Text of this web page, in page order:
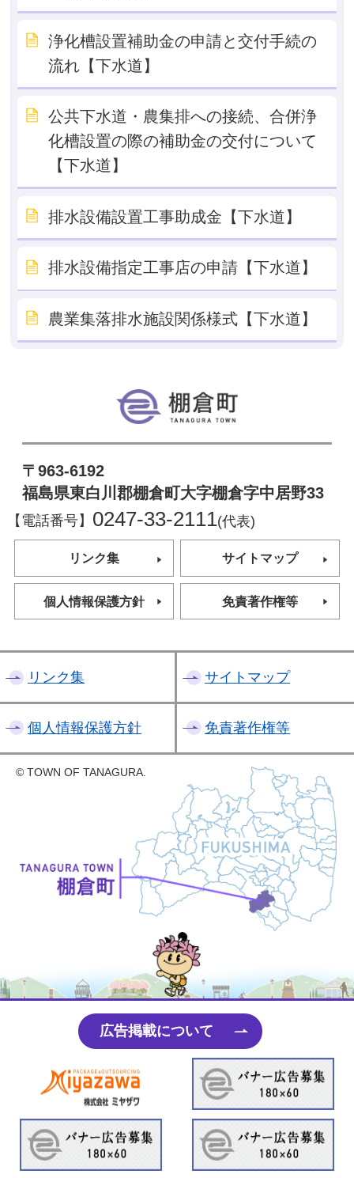
浄化槽設置補助金の申請と交付手続の
流れ【下水道】
公共下水道・農集排への接続、合併浄
化槽設置の際の補助金の交付について
【下水道】
排水設備設置工事助成金【下水道】
排水設備指定工事店の申請【下水道】
農業集落排水施設関係様式【下水道】
〒963-6192
福島県東白川郡棚倉町大字棚倉字中居野33
【電話番号】 0247-33-2111(代表)
リンク集 サイトマップ
個人情報保護方針 免責著作権等
リンク集 サイトマップ
個人情報保護方針 免責著作権等
© TOWN OF TANAGURA.
広告掲載について